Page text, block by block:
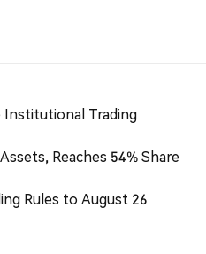
Institutional Trading
Reaches 54% Share
Rules to August 26